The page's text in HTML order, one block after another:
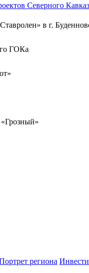
Северного
в г.
ГОКа
региона